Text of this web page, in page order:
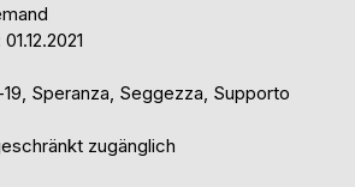
Speranza, Seggezza, Supporto
zugänglich